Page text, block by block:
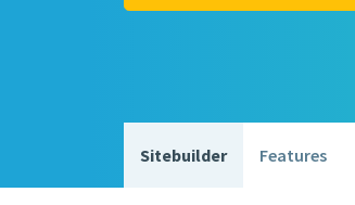
Sitebuilder Features